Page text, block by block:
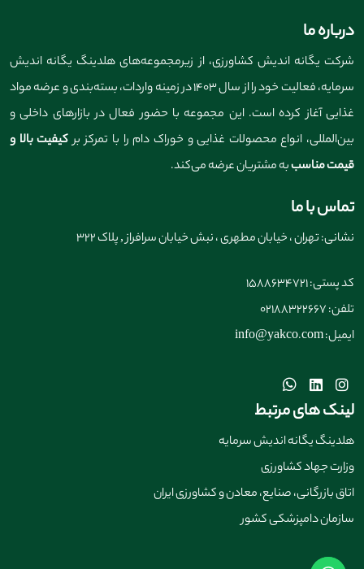
درباره ما
شرکت یگانه اندیش کشاورزی، از زیرمجموعه‌های هلدینگ یگانه اندیش
سرمایه، فعالیت خود را از سال ۱۴۰۳ در زمینه واردات، بسته‌بندی و عرضه مواد
غذایی آغاز کرده است. این مجموعه با حضور فعال در بازارهای داخلی و
بین‌المللی، انواع محصولات غذایی و خوراک دام را با تمرکز برکیفیت بالا و
قیمت مناسببه مشتریان عرضه می‌کند.
تماس با ما
نشانی: تهران ، خیابان مطهری ، نبش خیابان سرافراز , پلاک 322
کد پستی: 1588634721
تلفن: 02188322667
ایمیل: info@yakco.com
لینک های مرتبط
هلدینگ یگانه اندیش سرمایه
وزارت جهاد کشاورزی
اتاق بازرگانی، صنایع، معادن و کشاورزی ایران
سازمان دامپزشکی کشور